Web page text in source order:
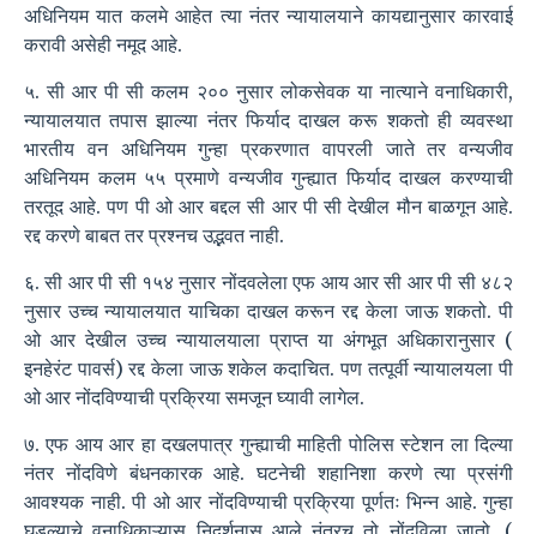
अधिनियम यात कलमे आहेत त्या नंतर न्यायालयाने कायद्यानुसार कारवाई
करावी असेही नमूद आहे.
५. सी आर पी सी कलम २०० नुसार लोकसेवक या नात्याने वनाधिकारी,
न्यायालयात तपास झाल्या नंतर फिर्याद दाखल करू शकतो ही व्यवस्था
भारतीय वन अधिनियम गुन्हा प्रकरणात वापरली जाते तर वन्यजीव
अधिनियम कलम ५५ प्रमाणे वन्यजीव गुन्ह्यात फिर्याद दाखल करण्याची
तरतूद आहे. पण पी ओ आर बद्दल सी आर पी सी देखील मौन बाळगून आहे.
रद्द करणे बाबत तर प्रश्नच उद्भवत नाही.
६. सी आर पी सी १५४ नुसार नोंदवलेला एफ आय आर सी आर पी सी ४८२
नुसार उच्च न्यायालयात याचिका दाखल करून रद्द केला जाऊ शकतो. पी
ओ आर देखील उच्च न्यायालयाला प्राप्त या अंगभूत अधिकारानुसार (
इनहेरंट पावर्स) रद्द केला जाऊ शकेल कदाचित. पण तत्पूर्वी न्यायालयला पी
ओ आर नोंदविण्याची प्रक्रिया समजून घ्यावी लागेल.
७. एफ आय आर हा दखलपात्र गुन्ह्याची माहिती पोलिस स्टेशन ला दिल्या
नंतर नोंदविणे बंधनकारक आहे. घटनेची शहानिशा करणे त्या प्रसंगी
आवश्यक नाही. पी ओ आर नोंदविण्याची प्रक्रिया पूर्णतः भिन्न आहे. गुन्हा